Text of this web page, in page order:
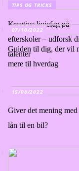
TIPS OG TRICKS
Kreative linjefag på
efterskoler – udforsk
talenter
07/10/2022
Guiden til dig, der vil
mere til hverdag
15/08/2022
Giver det mening med
lån til en bil?